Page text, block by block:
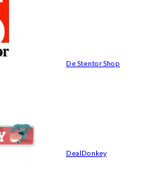
De Stentor Shop
DealDonkey